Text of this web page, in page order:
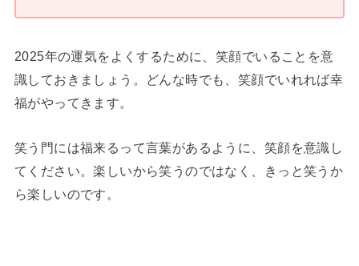
2025年の運気をよくするために、笑顔でいることを意
識しておきましょう。どんな時でも、笑顔でいれれば幸
福がやってきます。
笑う門には福来るって言葉があるように、笑顔を意識し
てください。楽しいから笑うのではなく、きっと笑うか
ら楽しいのです。